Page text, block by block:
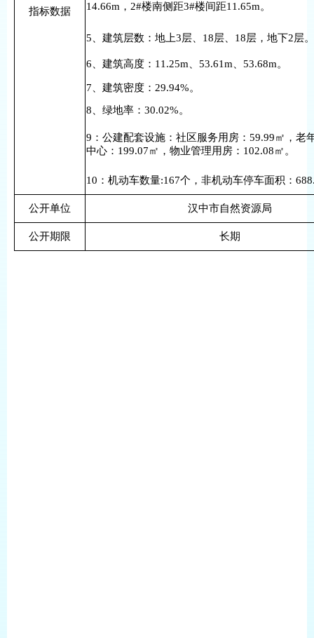
指标数据
14.66m，2#楼南侧距3#楼间距11.65m。
5、建筑层数：地上3层、18层、18层，地下2层。
6、建筑高度：11.25m、53.61m、53.68m。
7、建筑密度：29.94%。
8、绿地率：30.02%。
9：公建配套设施：社区服务用房：59.99㎡，老
中心：199.07㎡，物业管理用房：102.08㎡。
10：机动车数量:167个，非机动车停车面积：
公开单位 汉中市自然资源局
公开期限 长期